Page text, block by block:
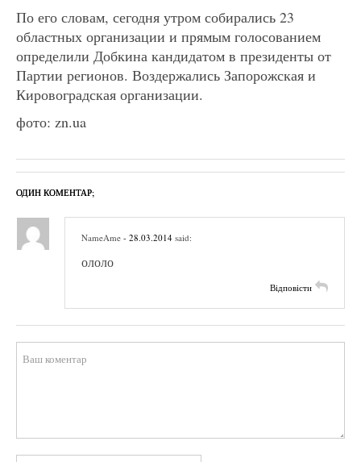
По его словам, сегодня утром собирались 23
областных организации и прямым голосованием
определили Добкина кандидатом в президенты от
Партии регионов. Воздержались Запорожская и
Кировоградская организации.
фото: zn.ua
ОДИН КОМЕНТАР;
NameAme - 28.03.2014 said:
ололо
Відповісти